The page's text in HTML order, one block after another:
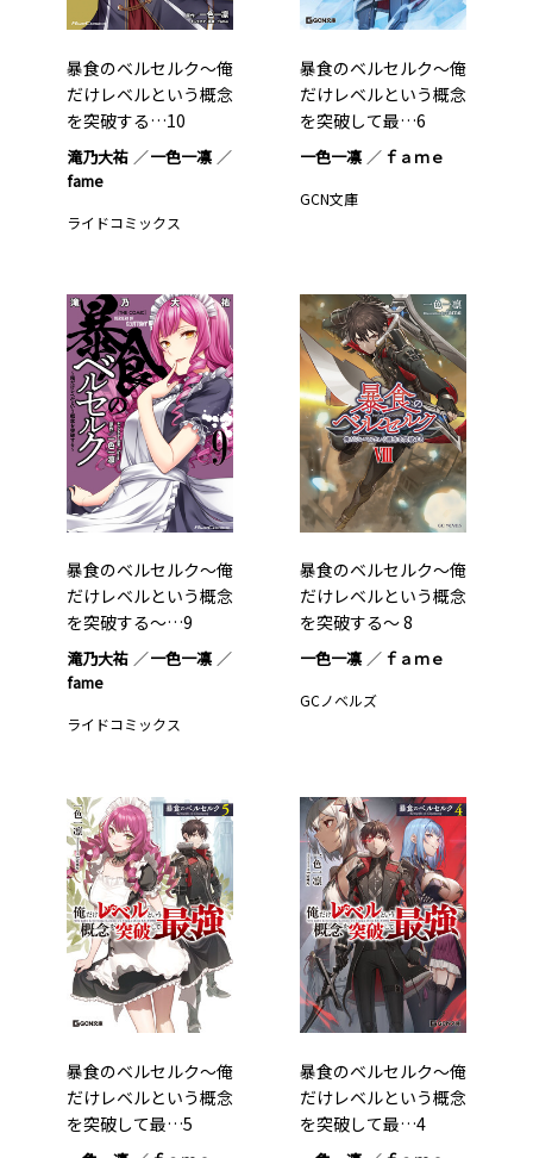
暴食のベルセルク～俺
だけレベルという概念
を突破する…10
滝乃大祐
一色一凛
fame
ライドコミックス
暴食のベルセルク～俺
だけレベルという概念
を突破して最…6
一色一凛 ｆａｍｅ
GCN文庫
暴食のベルセルク～俺
だけレベルという概念
を突破する～…9
滝乃大祐
一色一凛
fame
ライドコミックス
暴食のベルセルク～俺
だけレベルという概念
を突破する～ 8
一色一凛 ｆａｍｅ
GCノベルズ
暴食のベルセルク～俺
だけレベルという概念
を突破して最…5
暴食のベルセルク～俺
だけレベルという概念
を突破して最…4